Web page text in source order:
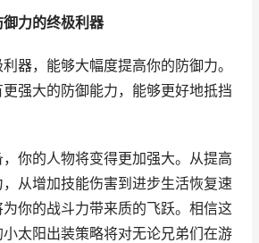
力的终极利器
器，能够大幅度提高你的防御力。
强大的防御能力，能够更好地抵挡
你的人物将变得更加强大。从提高
从增加技能伤害到进步生活恢复速
你的战斗力带来质的飞跃。相信这
太阳出装策略将对无论兄弟们在游